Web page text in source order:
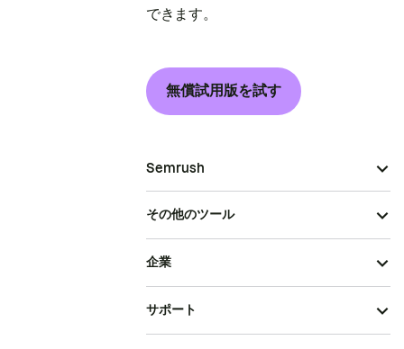
できます。
無償試用版を試す
Semrush
その他のツール
企業
サポート